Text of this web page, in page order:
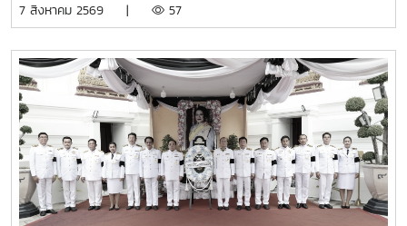
ได้รับเกียรติจาก ศาสตราจารย์ ดร.ยศชนัน วงศ์สวัสดิ์ รองนายก
วิทยาศาสตร์ วิจัยและนวัตกรรม เป็นประธานเปิดงาน ณ โรงแรม
เซ็นทารา แกรนด์ แอท เซ็นทรัลพลาซ่าลาดพร้าว กทม.สำหรับ
การประชุม Thai University Presidential Forum 2026 มี
นายดนุพร ปุณณกันต์ ผู้ช่วยรัฐมนตรีประจำกระทรวง อว.
ทพญ.ศรีญาดา ปาลิมาพันธ์ ที่ปรึกษา รมว.อว. ศ.ดร.ศุภชัย
ปทุมนากุล ปลัดกระทรวง อว. ดร.พันธุ์เพิ่มศักดิ์ อารุณี รองปลัด
กระทรวง อว. นางศรินยา สาขากร ผู้ช่วยปลัดกระทรวง อว.
คณะผู้บริหารหน่วยงานในกระทรวง อว. Professor Tan Eng
7 สิงหาคม 2569 | 57